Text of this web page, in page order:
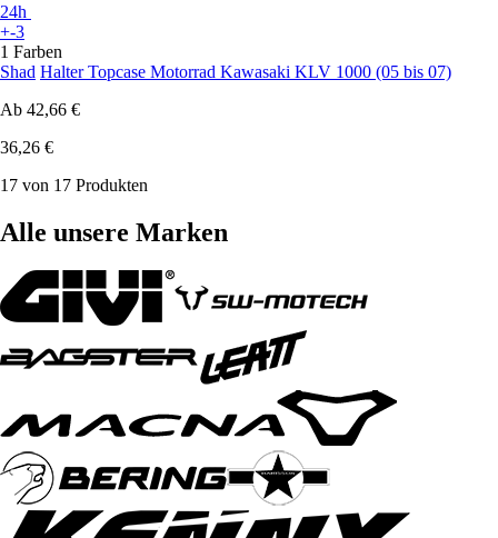
24h
+-3
1 Farben
Shad Halter Topcase Motorrad Kawasaki KLV 1000 (05 bis 07)
Ab 42,66 €
36,26 €
17 von 17 Produkten
Alle unsere Marken